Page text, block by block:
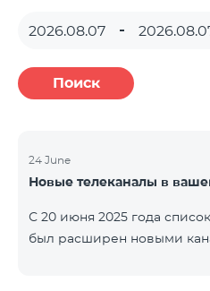
Поиск
24 June
Новые телеканалы в
С 20 июня 2025 года
был расширен новыми